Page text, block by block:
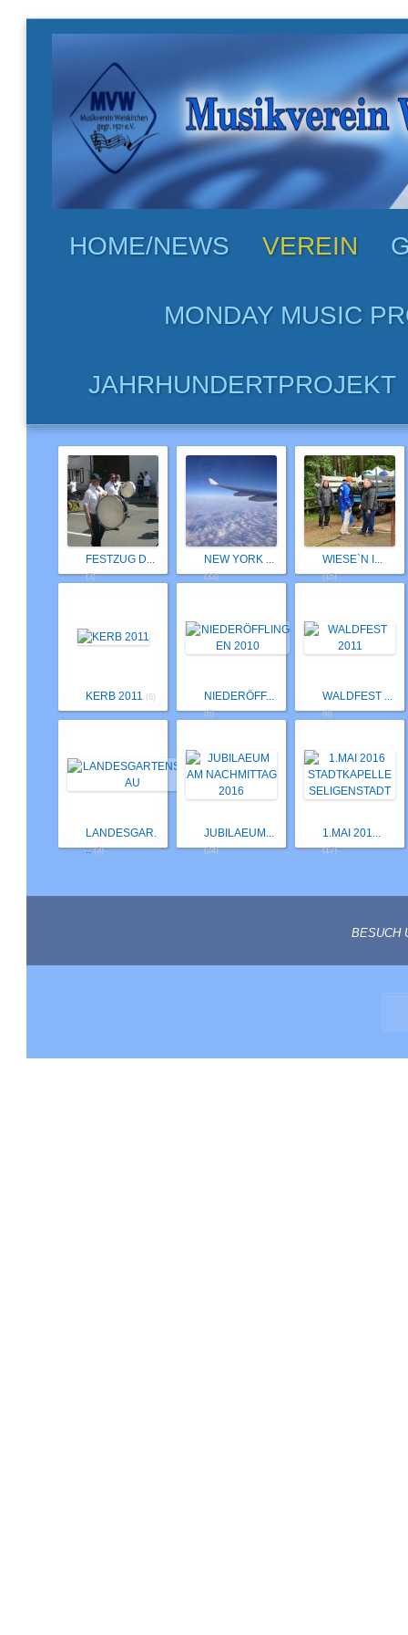
HOME/NEWS VEREIN
MONDAY MUSIC
JAHRHUNDERTPROJEKT
FESTZUG D...
(3)
NEW YORK ...
(33)
WIESE`N I...
(15)
KERB 2011 (6) NIEDERÖFF...
(6)
WALDFEST ...
(8)
LANDESGAR.
.. (3)
JUBILAEUM...
(24)
1.MAI 201...
(17)
BESUCH